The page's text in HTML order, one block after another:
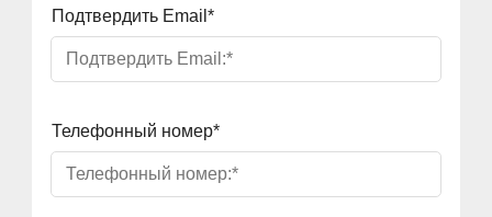
Подтвердить Email*
Телефонный номер*